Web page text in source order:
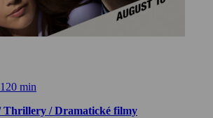
min
/ Dramatické filmy